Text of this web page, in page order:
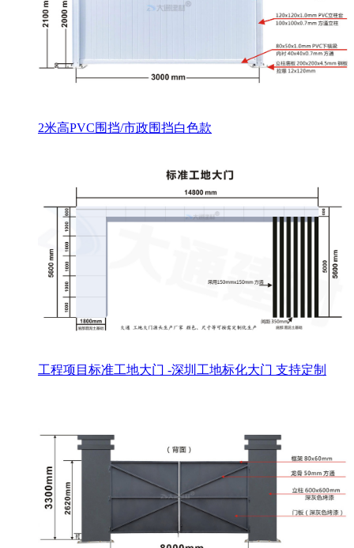
2米高PVC围挡/市政围挡白色款
工程项目标准工地大门 -深圳工地标化大门 支持定制